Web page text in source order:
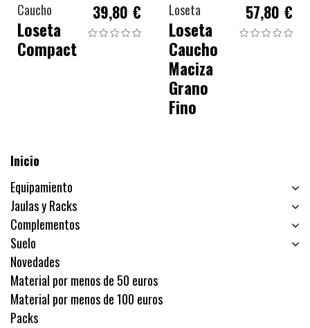
Caucho
Loseta
Compact
39,80 € Loseta
Loseta
Caucho
Maciza
Grano
Fino
57,80 €
Inicio
Equipamiento
Jaulas y Racks
Complementos
Suelo
Novedades
Material por menos de 50 euros
Material por menos de 100 euros
Packs